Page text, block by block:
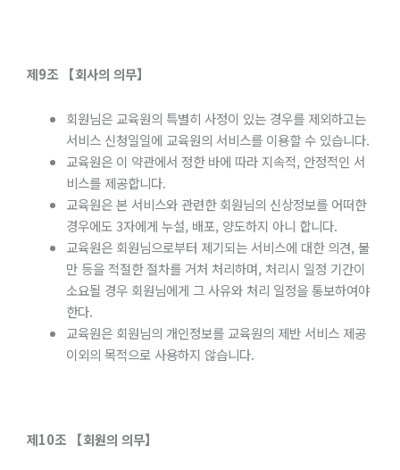
제9조 【회사의 의무】
회원님은 교육원의 특별히 사정이 있는 경우를 제외하고는
서비스 신청일일에 교육원의 서비스를 이용할 수 있습니다.
교육원은 이 약관에서 정한 바에 따라 지속적, 안정적인 서
비스를 제공합니다.
교육원은 본 서비스와 관련한 회원님의 신상정보를 어떠한
경우에도 3자에게 누설, 배포, 양도하지 아니 합니다.
교육원은 회원님으로부터 제기되는 서비스에 대한 의견, 불
만 등을 적절한 절차를 거처 처리하며, 처리시 일정 기간이
소요될 경우 회원님에게 그 사유와 처리 일정을 통보하여야
한다.
교육원은 회원님의 개인정보를 교육원의 제반 서비스 제공
이외의 목적으로 사용하지 않습니다.
제10조 【회원의 의무】